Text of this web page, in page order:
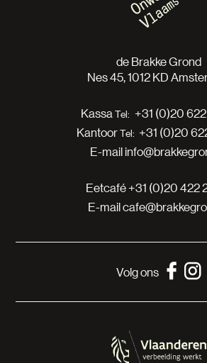
de Brakke Grond
Nes 45, 1012 KD
Kassa
+31 (0)20
Kantoor
+31 (0)20
E-mail
Eetcafé+31 (0)20 422
E-mail
Volg ons